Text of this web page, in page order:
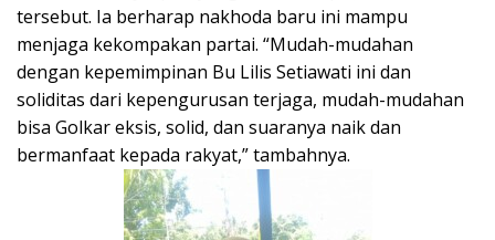
tersebut. Ia berharap nakhoda baru ini mampu
menjaga kekompakan partai. “Mudah-mudahan
dengan kepemimpinan Bu Lilis Setiawati ini dan
soliditas dari kepengurusan terjaga, mudah-mudahan
bisa Golkar eksis, solid, dan suaranya naik dan
bermanfaat kepada rakyat,” tambahnya.